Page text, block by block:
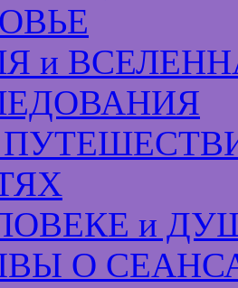
и
и
О